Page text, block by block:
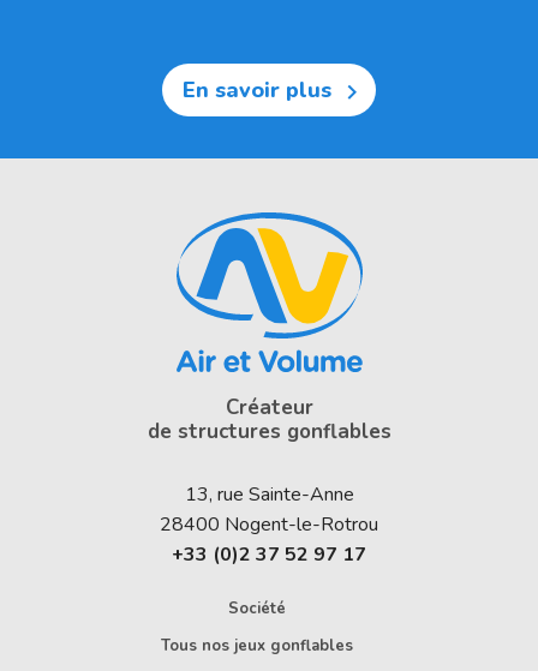
En savoir plus 
Créateur
de structures gonflables
13, rue Sainte-Anne
28400 Nogent-le-Rotrou
+33 (0)2 37 52 97 17
Société
Tous nos jeux gonflables